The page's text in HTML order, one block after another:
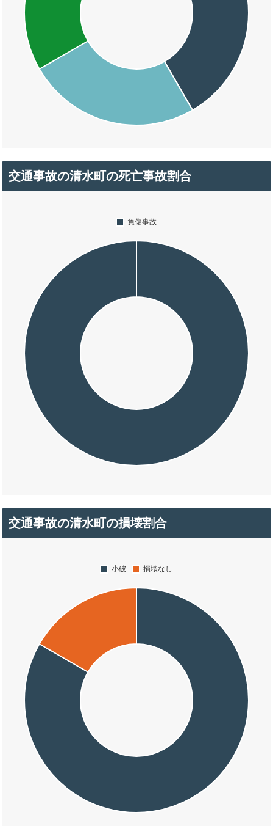
交通事故の清水町の死亡事故割合
交通事故の清水町の損壊割合